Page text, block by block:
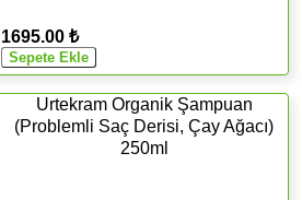
1695.00 ₺
Urtekram Organik Şampuan
(Problemli Saç Derisi, Çay Ağacı)
250ml